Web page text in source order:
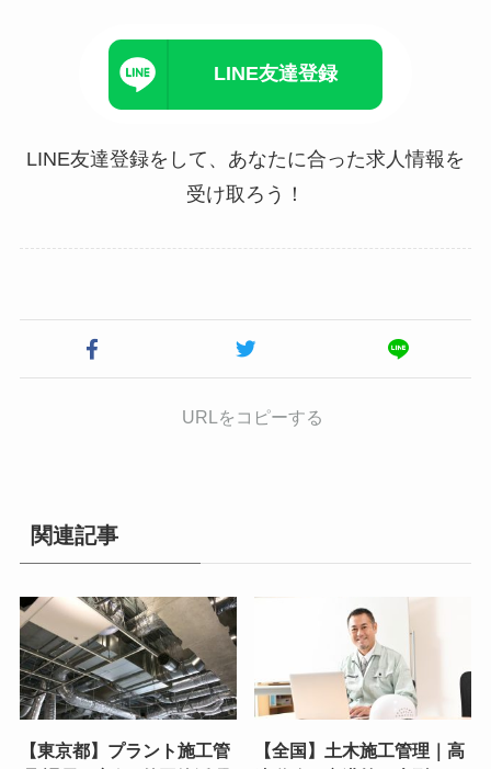
LINE友達登録
LINE友達登録をして、あなたに合った求人情報を
受け取ろう！
URLをコピーする
関連記事
【東京都】プラント施工管
【全国】土木施工管理｜高